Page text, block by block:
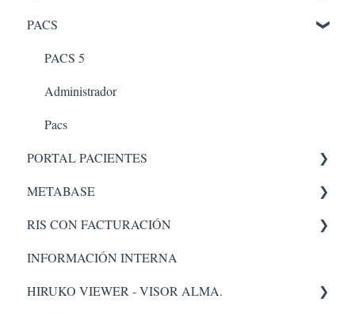
Agenda
Facturacion
Administración Plataforma
Lista de trabajo
Lectura
Administrador
Transcriptor
Entrega de Resultados
Validación.
Aplicaciones internas
PACS
PACS 5
Administrador
Pacs
PORTAL PACIENTES
Administración - portal
METABASE
Metabase
Administrador
RIS CON FACTURACIÓN
Facturacion
Administración
INFORMACIÓN INTERNA
HIRUKO VIEWER - VISOR ALMA.